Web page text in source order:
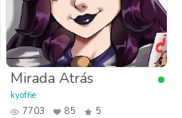
Mirada Atrás
kyoffie
7703
85 5